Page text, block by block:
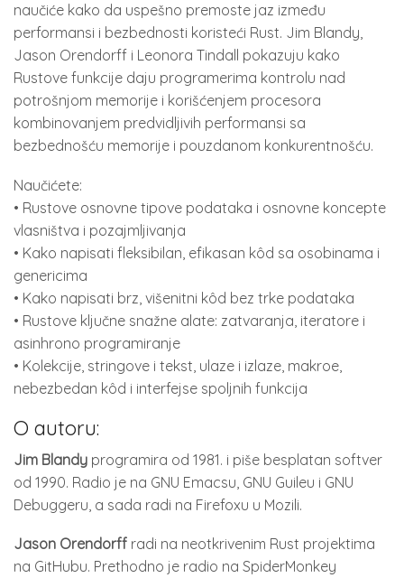
naučiće kako da uspešno premoste jaz između
performansi i bezbednosti koristeći Rust. Jim Blandy,
Jason Orendorff i Leonora Tindall pokazuju kako
Rustove funkcije daju programerima kontrolu nad
potrošnjom memorije i korišćenjem procesora
kombinovanjem predvidljivih performansi sa
bezbednošću memorije i pouzdanom konkurentnošću.
Naučićete:
• Rustove osnovne tipove podataka i osnovne koncepte
vlasništva i pozajmljivanja
• Kako napisati fleksibilan, efikasan kôd sa osobinama i
genericima
• Kako napisati brz, višenitni kôd bez trke podataka
• Rustove ključne snažne alate: zatvaranja, iteratore i
asinhrono programiranje
• Kolekcije, stringove i tekst, ulaze i izlaze, makroe,
nebezbedan kôd i interfejse spoljnih funkcija
O autoru:
Jim Blandy programira od 1981. i piše besplatan softver
od 1990. Radio je na GNU Emacsu, GNU Guileu i GNU
Debuggeru, a sada radi na Firefoxu u Mozili.
Jason Orendorff radi na neotkrivenim Rust projektima
na GitHubu. Prethodno je radio na SpiderMonkey